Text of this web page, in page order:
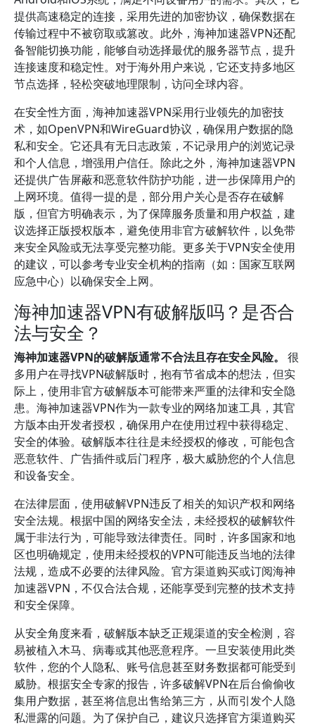
提供高速稳定的连接，采用先进的加密协议，确保数据在
传输过程中不被窃取或篡改。此外，海神加速器VPN还配
备智能切换功能，能够自动选择最优的服务器节点，提升
连接速度和稳定性。对于海外用户来说，它还支持多地区
节点选择，轻松突破地理限制，访问全球内容。
在安全性方面，海神加速器VPN采用行业领先的加密技
术，如OpenVPN和WireGuard协议，确保用户数据的隐
私和安全。它还具有无日志政策，不记录用户的浏览记录
和个人信息，增强用户信任。除此之外，海神加速器VPN
还提供广告屏蔽和恶意软件防护功能，进一步保障用户的
上网环境。值得一提的是，部分用户关心是否存在破解
版，但官方明确表示，为了保障服务质量和用户权益，建
议选择正版授权版本，避免使用非官方破解软件，以免带
来安全风险或无法享受完整功能。更多关于VPN安全使用
的建议，可以参考专业安全机构的指南（如：国家互联网
应急中心）以确保安全上网。
海神加速器VPN有破解版吗？是否合
法与安全？
海神加速器VPN的破解版通常不合法且存在安全风险。
很
多用户在寻找VPN破解版时，抱有节省成本的想法，但实
际上，使用非官方破解版本可能带来严重的法律和安全隐
患。海神加速器VPN作为一款专业的网络加速工具，其官
方版本由开发者授权，确保用户在使用过程中获得稳定、
安全的体验。破解版本往往是未经授权的修改，可能包含
恶意软件、广告插件或后门程序，极大威胁您的个人信息
和设备安全。
在法律层面，使用破解VPN违反了相关的知识产权和网络
安全法规。根据中国的网络安全法，未经授权的破解软件
属于非法行为，可能导致法律责任。同时，许多国家和地
区也明确规定，使用未经授权的VPN可能违反当地的法律
法规，造成不必要的法律风险。官方渠道购买或订阅海神
加速器VPN，不仅合法合规，还能享受到完整的技术支持
和安全保障。
从安全角度来看，破解版本缺乏正规渠道的安全检测，容
易被植入木马、病毒或其他恶意程序。一旦安装使用此类
软件，您的个人隐私、账号信息甚至财务数据都可能受到
威胁。根据安全专家的报告，许多破解VPN在后台偷偷收
集用户数据，甚至将信息出售给第三方，从而引发个人隐
私泄露的问题。为了保护自己，建议只选择官方渠道购买